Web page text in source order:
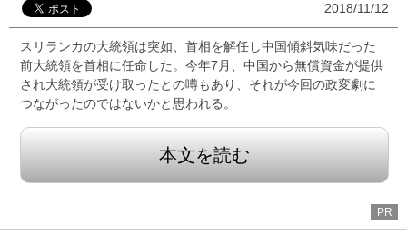
2018/11/12
スリランカの大統領は突如、首相を解任し中国傾斜気味だった
前大統領を首相に任命した。今年7月、中国から無償資金が提供
され大統領が受け取ったとの噂もあり、それが今回の政変劇に
つながったのではないかと思われる。
本文を読む
PR